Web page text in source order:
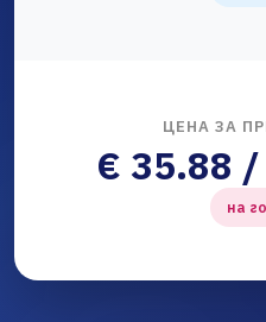
ЦЕНА ЗА
€ 35.88
на